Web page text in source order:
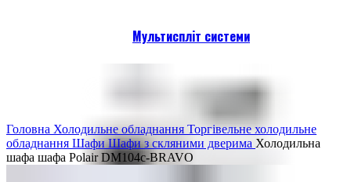
Мультиспліт системи
Головна Холодильне обладнання Торгівельне холодильне
обладнання ШафиШафи з скляними дверима Холодильна
шафа шафа Polair DM104с-BRAVO